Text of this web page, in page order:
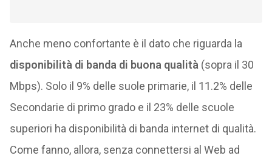
Anche meno confortante è il dato che riguarda la
disponibilità di banda di buona qualità (sopra il 30
Mbps). Solo il 9% delle suole primarie, il 11.2% delle
Secondarie di primo grado e il 23% delle scuole
superiori ha disponibilità di banda internet di qualità.
Come fanno, allora, senza connettersi al Web ad